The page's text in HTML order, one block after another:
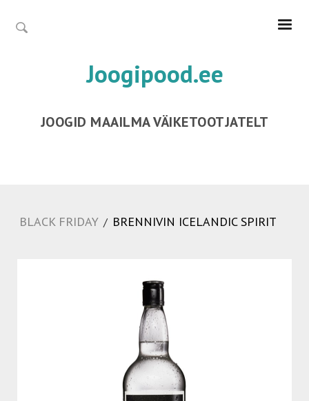
Joogipood.ee
JOOGID MAAILMA VÄIKETOOTJATELT
BLACK FRIDAY / BRENNIVIN ICELANDIC SPIRIT